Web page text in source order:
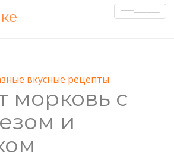
вкусные рецепты
морковь с
и